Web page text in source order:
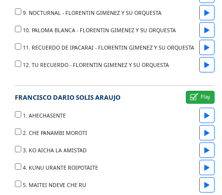
9. NOCTURNAL - FLORENTIN GIMENEZ Y SU ORQUESTA ▶
10. PALOMA BLANCA - FLORENTIN GIMENEZ Y SU ORQUESTA ▶
11. RECUERDO DE IPACARAI - FLORENTIN GIMENEZ Y SU ORQUESTA ▶
12. TU RECUERDO - FLORENTIN GIMENEZ Y SU ORQUESTA ▶
FRANCISCO DARIO SOLIS ARAUJO
1. AHECHASENTE ▶
2. CHE PANAMBI MOROTI ▶
3. KO AICHA LA AMISTAD ▶
4. KUNU URANTE ROIPOTAITE ▶
5. MAITEI NDEVE CHE RU ▶